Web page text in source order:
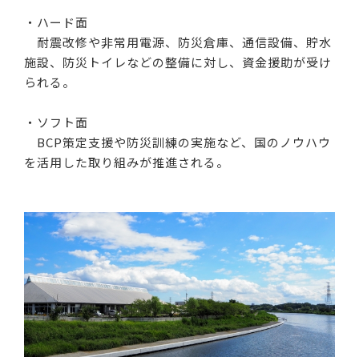
・ハード面
耐震改修や非常用電源、防災倉庫、通信設備、貯水
施設、防災トイレなどの整備に対し、資金援助が受け
られる。
・ソフト面
BCP策定支援や防災訓練の実施など、国のノウハウ
を活用した取り組みが推進される。